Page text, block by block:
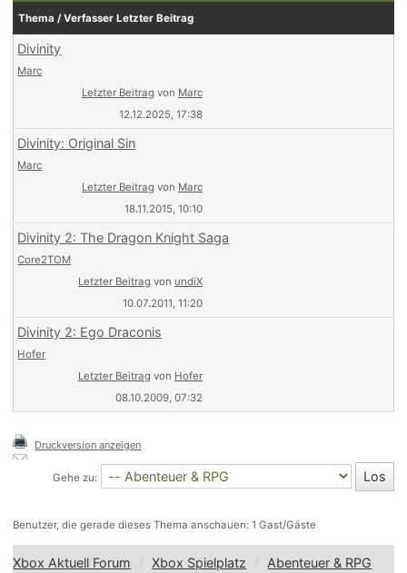
Thema / Verfasser Letzter Beitrag
Divinity
Marc
Letzter Beitrag von Marc
12.12.2025, 17:38
Divinity: Original Sin
Marc
Letzter Beitrag von Marc
18.11.2015, 10:10
Divinity 2: The Dragon Knight Saga
Core2TOM
Letzter Beitrag von undiX
10.07.2011, 11:20
Divinity 2: Ego Draconis
Hofer
Letzter Beitrag von Hofer
08.10.2009, 07:32
Druckversion anzeigen
Gehe zu:
Benutzer, die gerade dieses Thema anschauen: 1 Gast/Gäste
Xbox Aktuell Forum Xbox Spielplatz Abenteuer & RPG